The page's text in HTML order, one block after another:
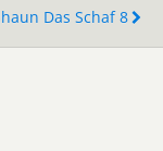
Das Schaf 8